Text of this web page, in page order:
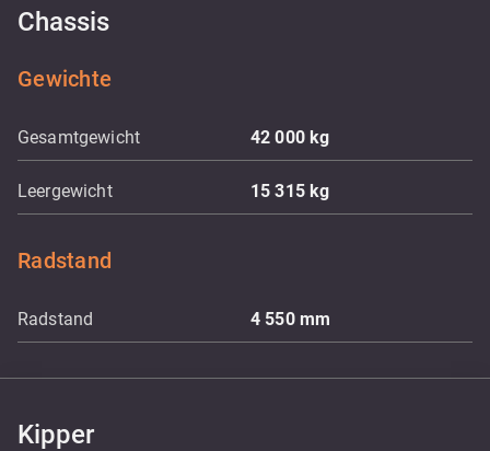
Chassis
Gewichte
Gesamtgewicht 42 000kg
Leergewicht 15 315kg
Radstand
Radstand 4 550 mm
Kipper